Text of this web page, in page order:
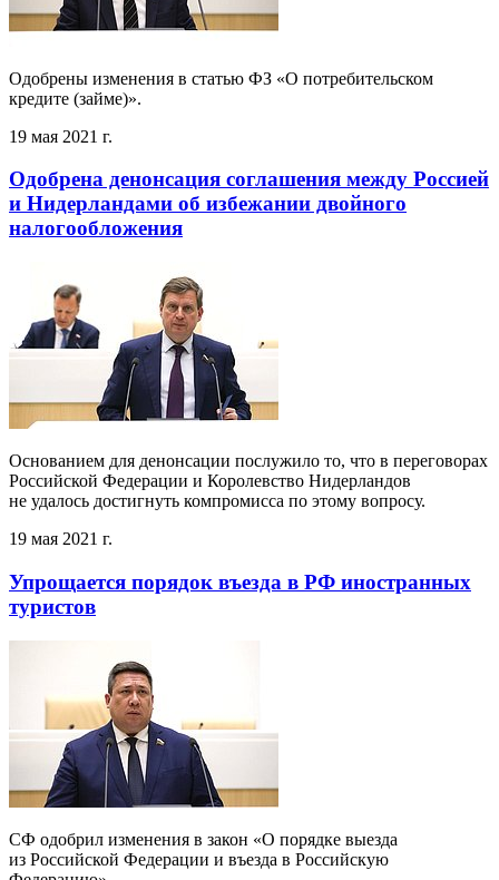
Одобрены изменения в статью ФЗ «О потребительском
кредите (займе)».
19 мая 2021 г.
Одобрена денонсация соглашения между Россией
и Нидерландами об избежании двойного
налогообложения
Основанием для денонсации послужило то, что в переговорах
Российской Федерации и Королевство Нидерландов
не удалось достигнуть компромисса по этому вопросу.
19 мая 2021 г.
Упрощается порядок въезда в РФ иностранных
туристов
СФ одобрил изменения в закон «О порядке выезда
из Российской Федерации и въезда в Российскую